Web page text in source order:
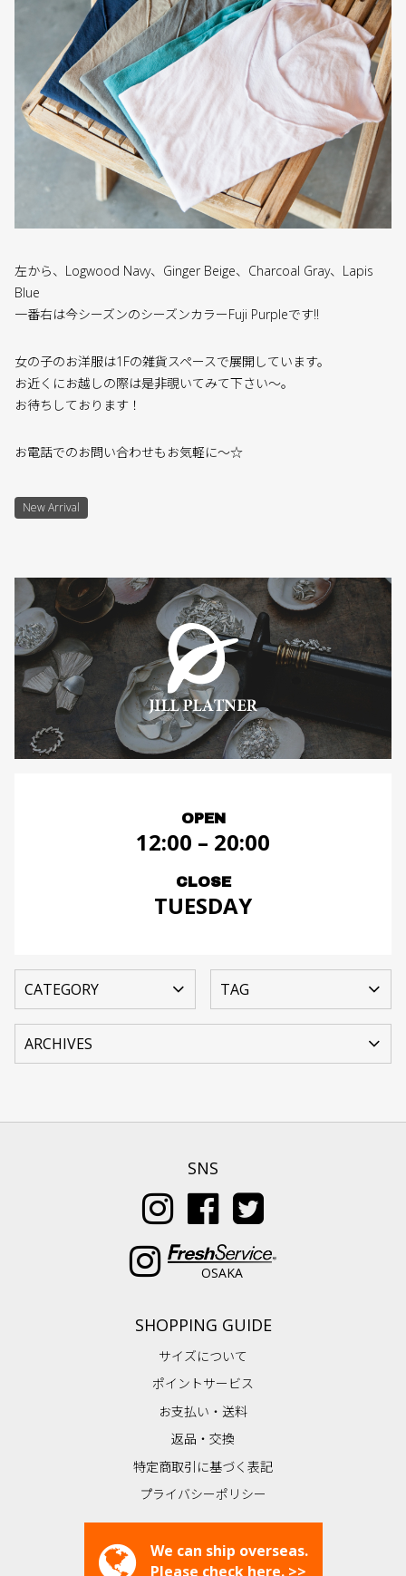
左から、Logwood Navy、Ginger Beige、Charcoal Gray、Lapis
Blue
一番右は今シーズンのシーズンカラーFuji Purpleです!!
女の子のお洋服は1Fの雑貨スペースで展開しています。
お近くにお越しの際は是非覗いてみて下さい〜。
お待ちしております！
お電話でのお問い合わせもお気軽に〜☆
New Arrival
OPEN
12:00 – 20:00
CLOSE
TUESDAY
SNS
OSAKA
SHOPPING GUIDE
サイズについて
ポイントサービス
お支払い・送料
返品・交換
特定商取引に基づく表記
プライバシーポリシー
We can ship overseas.
Please check here. >>